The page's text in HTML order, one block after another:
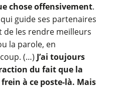
chose offensivement.
guide ses partenaires
de les rendre meilleurs
la parole, en
(…) J’ai toujours
du fait que la
à ce poste-là. Mais